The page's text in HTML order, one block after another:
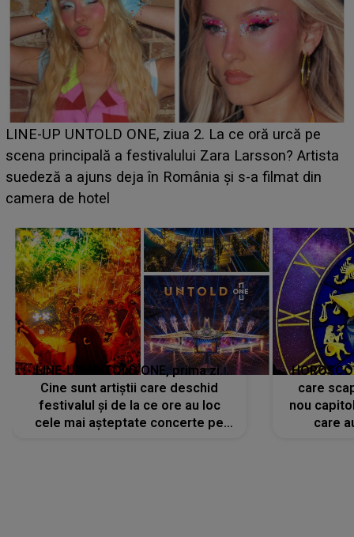
Ce a dezvăluit noua concurentă din "Casa Iubirii" l-a
luat prin surprindere pe Emanuel. CINE ESTE
BĂIATUL VIZAT de Alexandra?! Aflându-se în fața
faptului împlinit, A RECUNOSCUT IMEDIAT: "Am
LINE-UP UNTOLD ONE, prima zi.
Cine sunt artiștii care deschid
festivalul și de la ce ore au loc
cele mai așteptate concerte pe
care
nou
care